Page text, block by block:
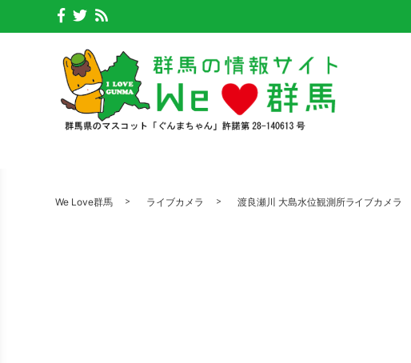
We Love群馬 ライブカメラ 渡良瀬川 大島水位観測所ライブカメラ